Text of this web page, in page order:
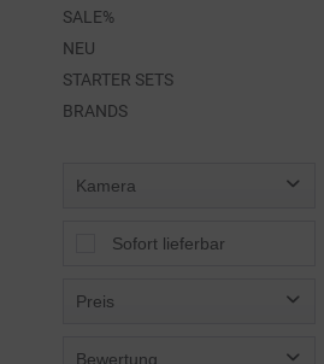
SALE%
NEU
STARTER SETS
BRANDS
Kamera
Sofort lieferbar
Preis
Bewertung